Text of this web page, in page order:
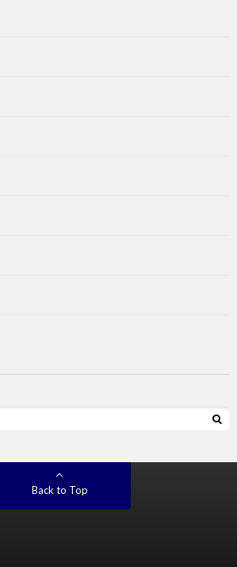
Back to Top